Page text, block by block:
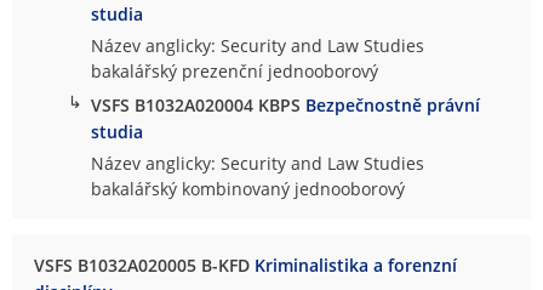
studia
Název anglicky: Security and Law Studies
bakalářský prezenční jednooborový
↳ VSFS B1032A020004 KBPS Bezpečnostně právní
studia
Název anglicky: Security and Law Studies
bakalářský kombinovaný jednooborový
VSFS B1032A020005 B-KFD Kriminalistika a forenzní